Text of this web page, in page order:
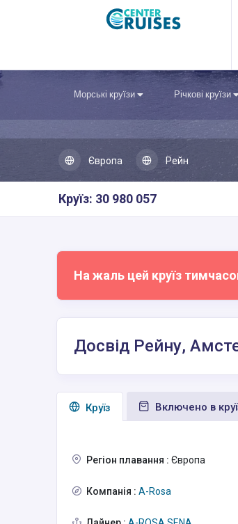
Морські круїзи Річкові круїзи
Європа Рейн
Круїз: 30 980 057
На жаль цей круїз
Досвід Рейну,
Круїз Включено в
Регіон плавання : Європа
Компанія : A-Rosa